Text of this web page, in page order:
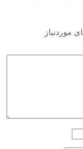
موردنیاز